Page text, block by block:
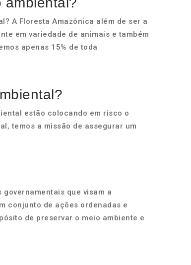
A Floresta Amazônica além de ser a
em variedade de animais e também
apenas 15% de toda
estão colocando em risco o
temos a missão de assegurar um
que visam a
conjunto de ações ordenadas e
de preservar o meio ambiente e